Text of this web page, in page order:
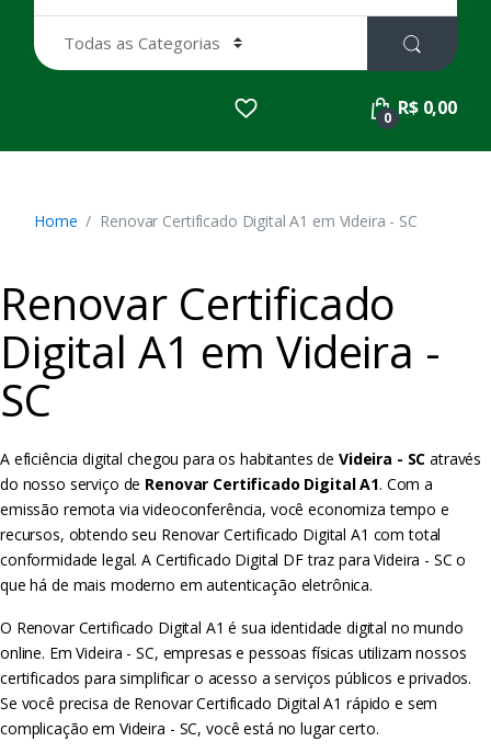
a
r
:
0 R$ 0,00
Home Renovar Certificado Digital A1 em Videira - SC
Renovar Certificado
Digital A1 em Videira -
SC
A eficiência digital chegou para os habitantes de Videira - SC através
do nosso serviço de Renovar Certificado Digital A1. Com a
emissão remota via videoconferência, você economiza tempo e
recursos, obtendo seu Renovar Certificado Digital A1 com total
conformidade legal. A Certificado Digital DF traz para Videira - SC o
que há de mais moderno em autenticação eletrônica.
O Renovar Certificado Digital A1 é sua identidade digital no mundo
online. Em Videira - SC, empresas e pessoas físicas utilizam nossos
certificados para simplificar o acesso a serviços públicos e privados.
Se você precisa de Renovar Certificado Digital A1 rápido e sem
complicação em Videira - SC, você está no lugar certo.